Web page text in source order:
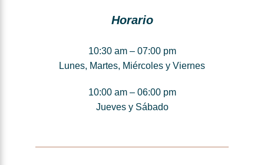
Horario
10:30 am – 07:00 pm
Lunes, Martes, Miércoles y Viernes
10:00 am – 06:00 pm
Jueves y Sábado